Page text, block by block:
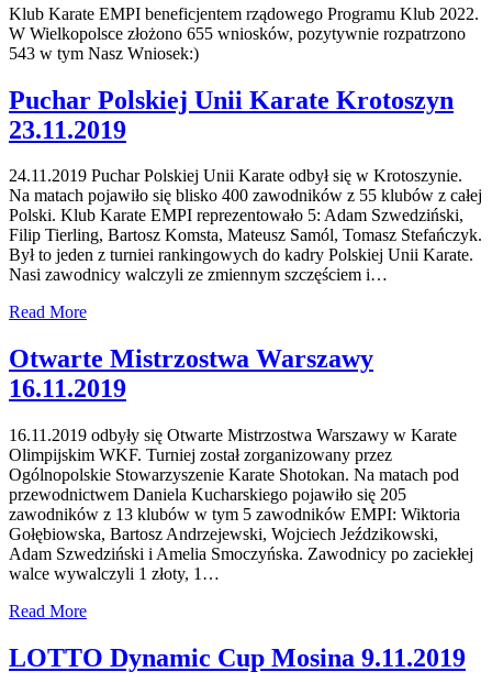
Klub Karate EMPI beneficjentem rządowego Programu Klub 2022.
W Wielkopolsce złożono 655 wniosków, pozytywnie rozpatrzono
543 w tym Nasz Wniosek:)
Puchar Polskiej Unii Karate Krotoszyn
23.11.2019
24.11.2019 Puchar Polskiej Unii Karate odbył się w Krotoszynie.
Na matach pojawiło się blisko 400 zawodników z 55 klubów z całej
Polski. Klub Karate EMPI reprezentowało 5: Adam Szwedziński,
Filip Tierling, Bartosz Komsta, Mateusz Samól, Tomasz Stefańczyk.
Był to jeden z turniei rankingowych do kadry Polskiej Unii Karate.
Nasi zawodnicy walczyli ze zmiennym szczęściem i…
Read More
Otwarte Mistrzostwa Warszawy
16.11.2019
16.11.2019 odbyły się Otwarte Mistrzostwa Warszawy w Karate
Olimpijskim WKF. Turniej został zorganizowany przez
Ogólnopolskie Stowarzyszenie Karate Shotokan. Na matach pod
przewodnictwem Daniela Kucharskiego pojawiło się 205
zawodników z 13 klubów w tym 5 zawodników EMPI: Wiktoria
Gołębiowska, Bartosz Andrzejewski, Wojciech Jeździkowski,
Adam Szwedziński i Amelia Smoczyńska. Zawodnicy po zaciekłej
walce wywalczyli 1 złoty, 1…
Read More
LOTTO Dynamic Cup Mosina 9.11.2019